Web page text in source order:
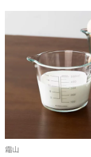
霜山